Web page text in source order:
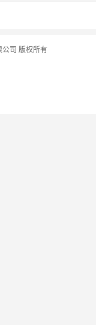
公司 版权所有